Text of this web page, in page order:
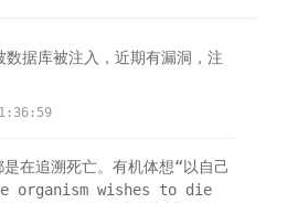
据库被注入，近期有漏洞，注
在追溯死亡。有机体想“以自己
organism wishes to die